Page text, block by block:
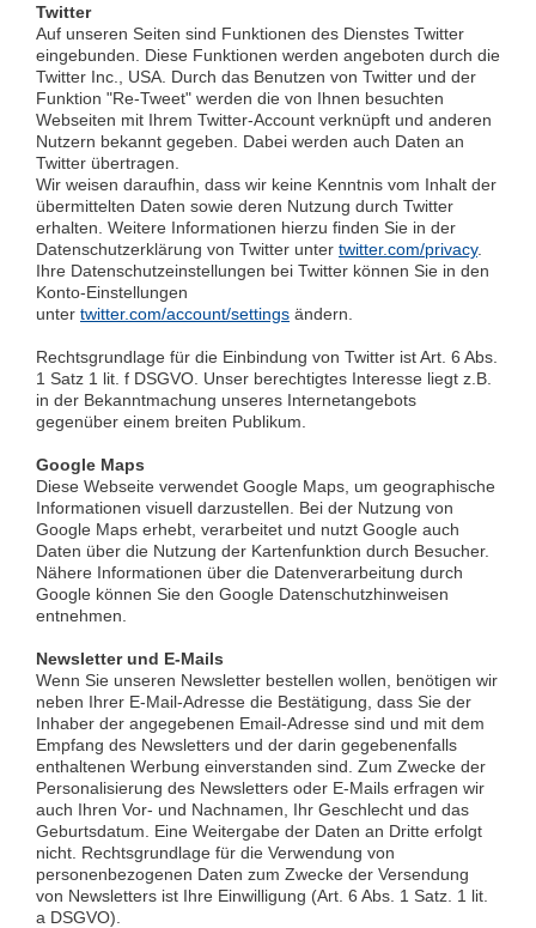
Twitter
Auf unseren Seiten sind Funktionen des Dienstes Twitter
eingebunden. Diese Funktionen werden angeboten durch die
Twitter Inc., USA. Durch das Benutzen von Twitter und der
Funktion "Re-Tweet" werden die von Ihnen besuchten
Webseiten mit Ihrem Twitter-Account verknüpft und anderen
Nutzern bekannt gegeben. Dabei werden auch Daten an
Twitter übertragen.
Wir weisen daraufhin, dass wir keine Kenntnis vom Inhalt der
übermittelten Daten sowie deren Nutzung durch Twitter
erhalten. Weitere Informationen hierzu finden Sie in der
Datenschutzerklärung von Twitter unter twitter.com/privacy.
Ihre Datenschutzeinstellungen bei Twitter können Sie in den
Konto-Einstellungen
unter twitter.com/account/settings ändern.
Rechtsgrundlage für die Einbindung von Twitter ist Art. 6 Abs.
1 Satz 1 lit. f DSGVO. Unser berechtigtes Interesse liegt z.B.
in der Bekanntmachung unseres Internetangebots
gegenüber einem breiten Publikum.
Google Maps
Diese Webseite verwendet Google Maps, um geographische
Informationen visuell darzustellen. Bei der Nutzung von
Google Maps erhebt, verarbeitet und nutzt Google auch
Daten über die Nutzung der Kartenfunktion durch Besucher.
Nähere Informationen über die Datenverarbeitung durch
Google können Sie den Google Datenschutzhinweisen
entnehmen.
Newsletter und E-Mails
Wenn Sie unseren Newsletter bestellen wollen, benötigen wir
neben Ihrer E-Mail-Adresse die Bestätigung, dass Sie der
Inhaber der angegebenen Email-Adresse sind und mit dem
Empfang des Newsletters und der darin gegebenenfalls
enthaltenen Werbung einverstanden sind. Zum Zwecke der
Personalisierung des Newsletters oder E-Mails erfragen wir
auch Ihren Vor- und Nachnamen, Ihr Geschlecht und das
Geburtsdatum. Eine Weitergabe der Daten an Dritte erfolgt
nicht. Rechtsgrundlage für die Verwendung von
personenbezogenen Daten zum Zwecke der Versendung
von Newsletters ist Ihre Einwilligung (Art. 6 Abs. 1 Satz. 1 lit.
a DSGVO).